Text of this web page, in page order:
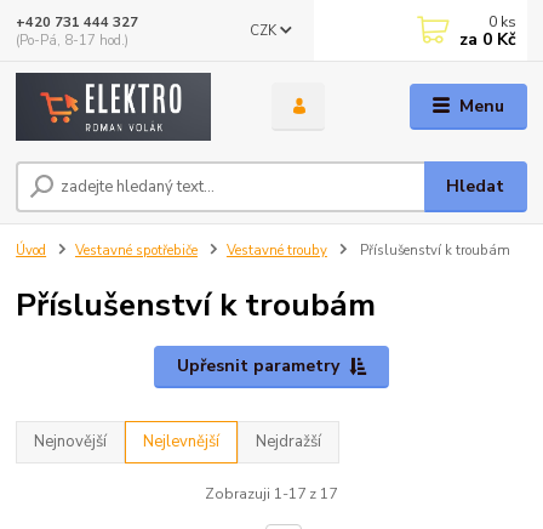
Menu
CZK
Hledat
+420 731 444 327
(Po-Pá, 8-17 hod.)
0 ks
za 0 Kč
Úvod Vestavné spotřebiče Vestavné trouby Příslušenství k troubám
Příslušenství k troubám
Upřesnit parametry
Nejnovější Nejlevnější Nejdražší
Zobrazuji 1-17 z 17